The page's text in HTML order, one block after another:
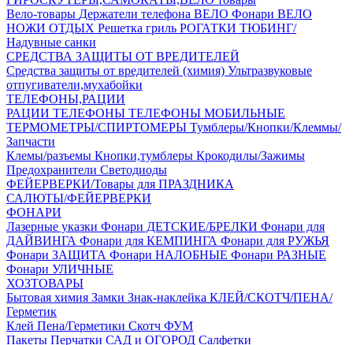
Вело-товары Держатели телефона ВЕЛО Фонари ВЕЛО
НОЖИ ОТДЫХ Решетка гриль РОГАТКИ ТЮБИНГ/
Надувные санки
СРЕДСТВА ЗАЩИТЫ ОТ ВРЕДИТЕЛЕЙ
Средства защиты от вредителей (химия) Ультразвуковые
отпугиватели,мухабойки
ТЕЛЕФОНЫ,РАЦИИ
РАЦИИ ТЕЛЕФОНЫ ТЕЛЕФОНЫ МОБИЛЬНЫЕ
ТЕРМОМЕТРЫ/СПИРТОМЕРЫ Тумблеры/Кнопки/Клеммы/
Запчасти
Клемы/разъемы Кнопки,тумблеры Крокодилы/Зажимы
Предохранители Светодиоды
ФЕЙЕРВЕРКИ/Товары для ПРАЗДНИКА
САЛЮТЫ/ФЕЙЕРВЕРКИ
ФОНАРИ
Лазерные указки Фонари ДЕТСКИЕ/БРЕЛКИ Фонари для
ДАЙВИНГА Фонари для КЕМПИНГА Фонари для РУЖЬЯ
Фонари ЗАЩИТА Фонари НАЛОБНЫЕ Фонари РАЗНЫЕ
Фонари УЛИЧНЫЕ
ХОЗТОВАРЫ
Бытовая химия Замки Знак-наклейка КЛЕЙ/СКОТЧ/ПЕНА/
Герметик
Клей Пена/Герметики Скотч ФУМ
Пакеты Перчатки САД и ОГОРОД Салфетки